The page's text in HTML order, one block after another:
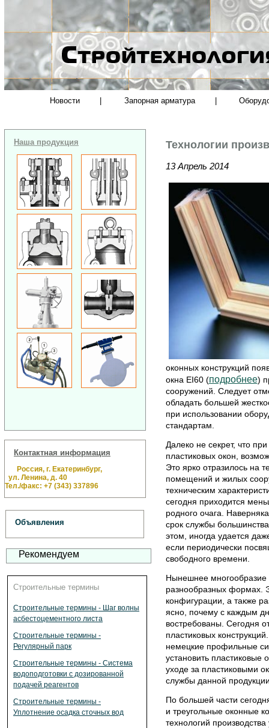
Новости Запорная арматура
Наша продукция
Контактная информация
Россия, г. Екатеринбург,
ул. Ленина, д. 40
Тел./факс: +7 (343) 337896
Объявления
Рекомендуем
Строительные термины
Строительные термины - Шаг волны
асбестоцементного листа
Строительные термины -
Регулярный парк
Строительные термины - Система
водоподготовки с дозированной
подачей реагентов
Строительные термины -
Уплотнение осадка сточных вод
Технологии
13 Апрель 2014
оконных конструкций
окна EI60 (подробнее)
сооружений. Следует
обладать большей
при использовании
стандартам.
Далеко не секрет, что
пластиковых окон,
Это ярко отразилось на
помещений и жилых
техническим
сегодня приходится
родного очага.
срок службы
этом, иногда удается
если периодически
свободного времени.
Нынешнее многообразие
разнообразных формах.
конфигурации, а также
ясно, почему с каждым
востребованы. Сегодня
пластиковых
немецкие профильные
установить
уходе за пластиковыми
службы данной
По большей части
и треугольные оконные
технологий